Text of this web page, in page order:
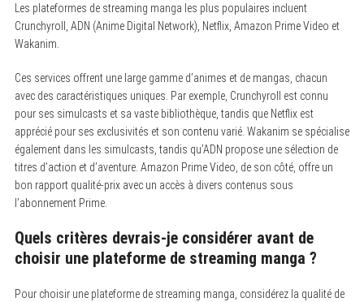
Les plateformes de streaming manga les plus populaires incluent
Crunchyroll, ADN (Anime Digital Network), Netflix, Amazon Prime Video et
Wakanim.
Ces services offrent une large gamme d’animes et de mangas, chacun
avec des caractéristiques uniques. Par exemple, Crunchyroll est connu
pour ses simulcasts et sa vaste bibliothèque, tandis que Netflix est
apprécié pour ses exclusivités et son contenu varié. Wakanim se spécialise
également dans les simulcasts, tandis qu’ADN propose une sélection de
titres d’action et d’aventure. Amazon Prime Video, de son côté, offre un
bon rapport qualité-prix avec un accès à divers contenus sous
l’abonnement Prime.
Quels critères devrais-je considérer avant de
choisir une plateforme de streaming manga ?
Pour choisir une plateforme de streaming manga, considérez la qualité de